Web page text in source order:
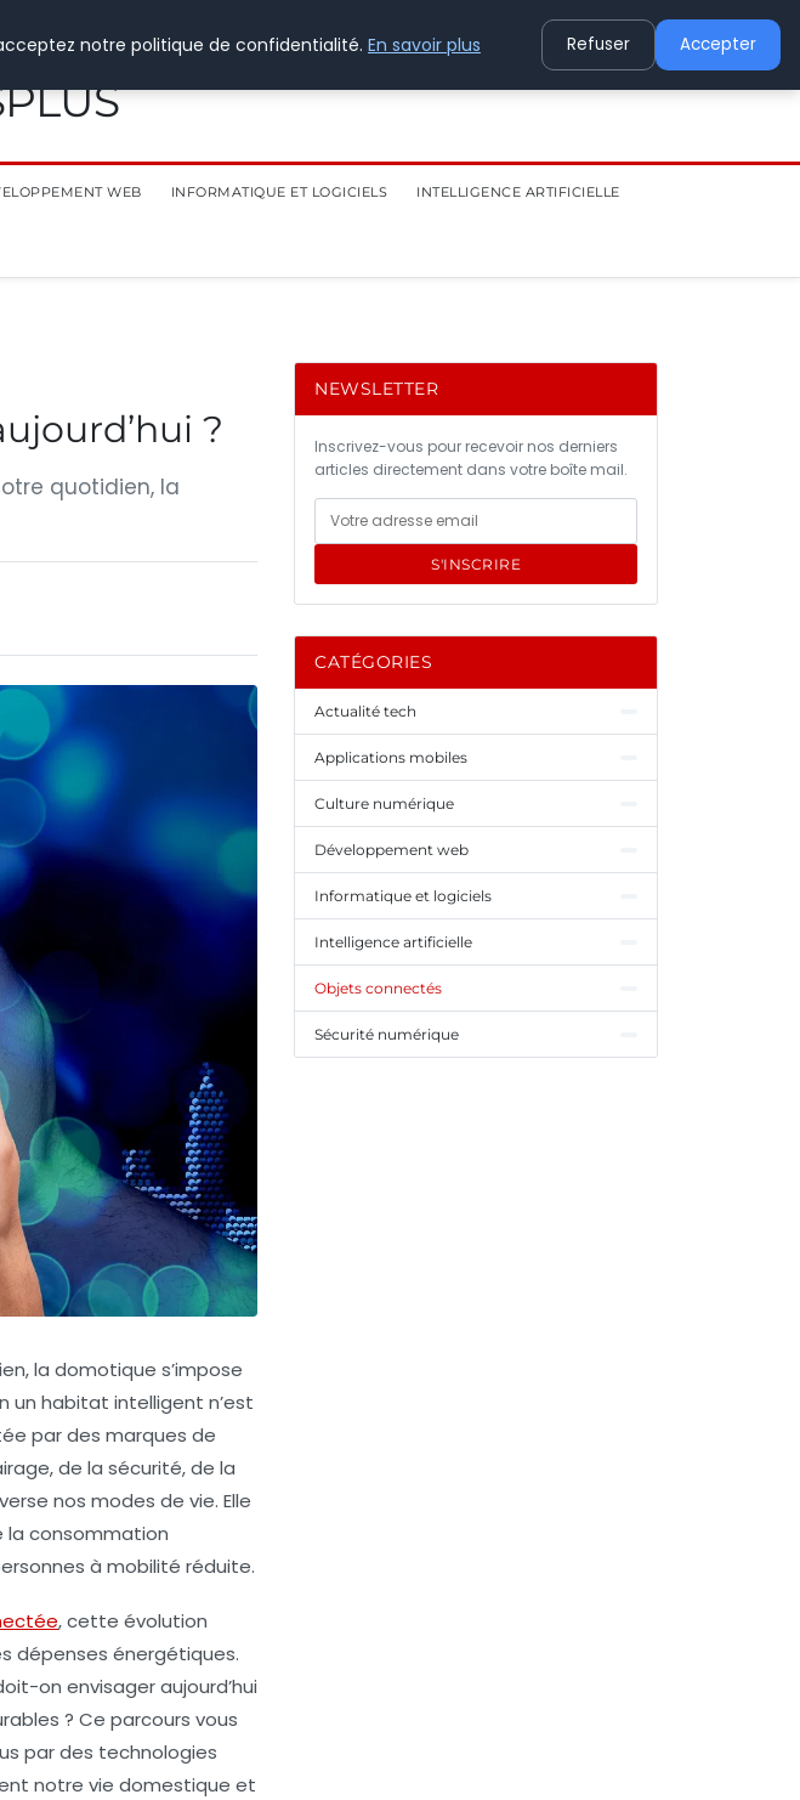
WEB INFORMATIQUE ET LOGICIELS INTELLIGENCE ARTIFICIELLE
?
quotidien, la
la domotique s’impose
un habitat intelligent n’est
par des marques de
de la sécurité, de la
nos modes de vie. Elle
la consommation
à mobilité réduite.
, cette évolution
dépenses énergétiques.
on envisager aujourd’hui
? Ce parcours vous
par des technologies
notre vie domestique et
NEWSLETTER
Inscrivez-vous pour recevoir nos derniers
articles directement dans votre boîte mail.
S'INSCRIRE
CATÉGORIES
Actualité tech
Applications mobiles
Culture numérique
Développement web
Informatique et logiciels
Intelligence artificielle
Objets connectés
Sécurité numérique
notre politique de confidentialité. En savoir plus Refuser Accepter